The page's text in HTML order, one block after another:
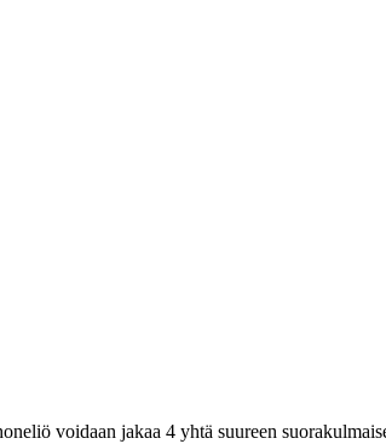
voidaan jakaa 4 yhtä suureen